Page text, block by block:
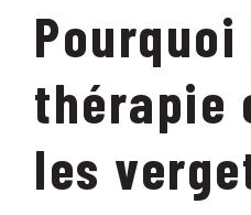
Pourquoi
thérapie
les